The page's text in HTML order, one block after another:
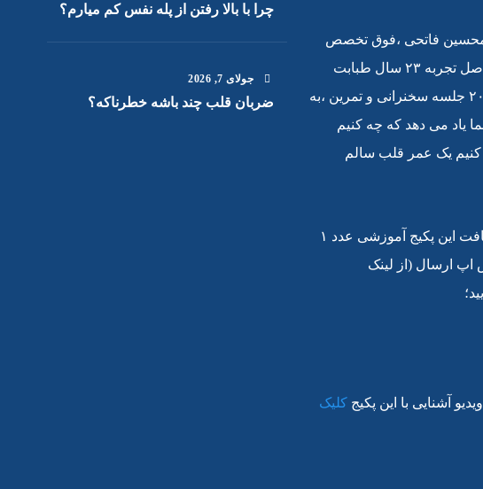
فاتحی ،فوق تخصص
قلب و عروق،حاصل تجربه ۲۳ سال طبابت
خود را در قالب ۲۰ جلسه سخنرانی و تمرین ،به
یاد می دهد که چه کنیم
کنیم یک عمر قلب سالم
☘️لطفا برای دریافت این پکیج آموزشی عدد ۱
اپ ارسال (از لینک
آشنایی با این پکیج کلیک
چرا با بالا رفتن از پله نفس کم میارم؟
جولای 7
, 2026
ضربان قلب چند باشه خطرناکه؟